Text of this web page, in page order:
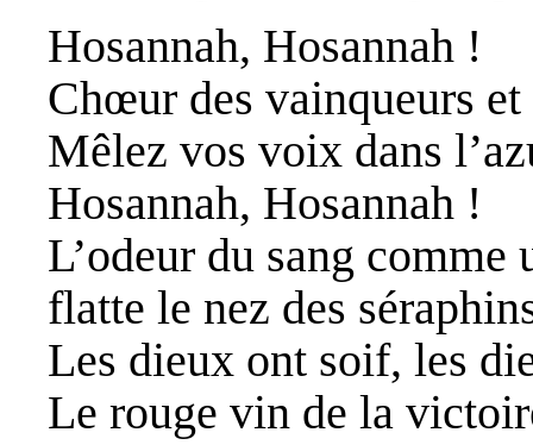
Hosannah, Hosannah !
Chœur des vainqueurs
Mêlez vos voix dans
Hosannah, Hosannah !
L’odeur du sang comme
flatte le nez des
Les dieux ont soif, les
Le rouge vin de la